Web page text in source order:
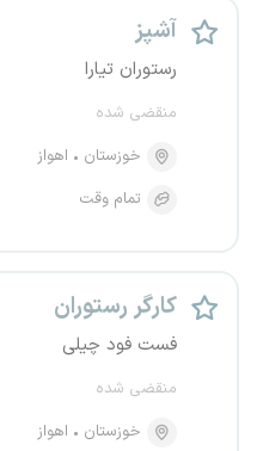
آشپز
رستوران تیارا
منقضی شده
خوزستان
اهواز
تمام وقت
کارگر رستوران
فست فود چیلی
منقضی شده
خوزستان
اهواز